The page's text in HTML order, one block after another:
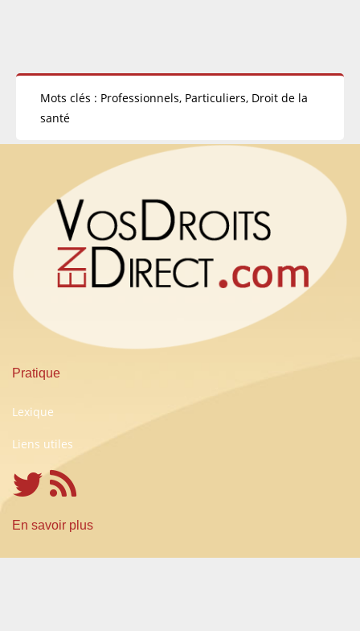
Mots clés : Professionnels, Particuliers, Droit de la
santé
Pratique
Lexique
Liens utiles
En savoir plus